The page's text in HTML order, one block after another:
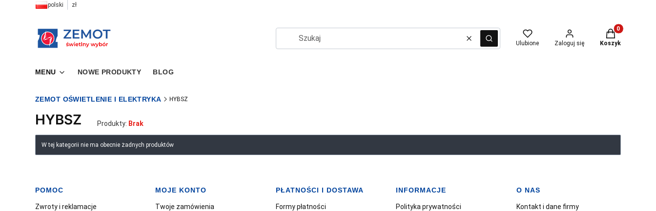
polski zł
WyczyśćSzukaj Ulubione Zaloguj się
Produkty w
Koszyk
MENU NOWE PRODUKTY BLOG
ZEMOT OŚWIETLENIE I ELEKTRYKA HYBSZ
HYBSZ Produkty: Brak
Lista produktów
W tej kategorii nie ma obecnie żadnych produktów
Linki w stopce
POMOC
Zwroty i reklamacje
MOJE KONTO
Twoje zamówienia
PŁATNOŚCI I DOSTAWA
Formy płatności
INFORMACJE
Polityka prywatności
O NAS
Kontakt i dane firmy